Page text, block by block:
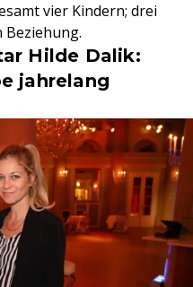
vier Kindern; drei
Hilde Dalik:
jahrelang